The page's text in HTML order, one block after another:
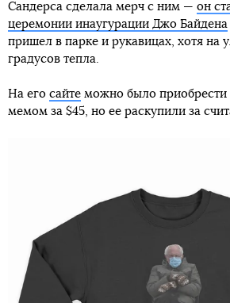
Сандерса сделала мерч с ним — он
церемонии инаугурации Джо Байдена
пришел в парке и рукавицах, хотя на
градусов тепла.
На его сайте можно было приобрести
мемом за $45, но ее раскупили за